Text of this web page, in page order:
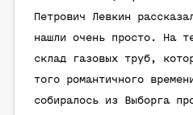
Петрович Левкин
нашли очень просто. На
склад газовых труб,
того романтичного
собиралось из Выборга